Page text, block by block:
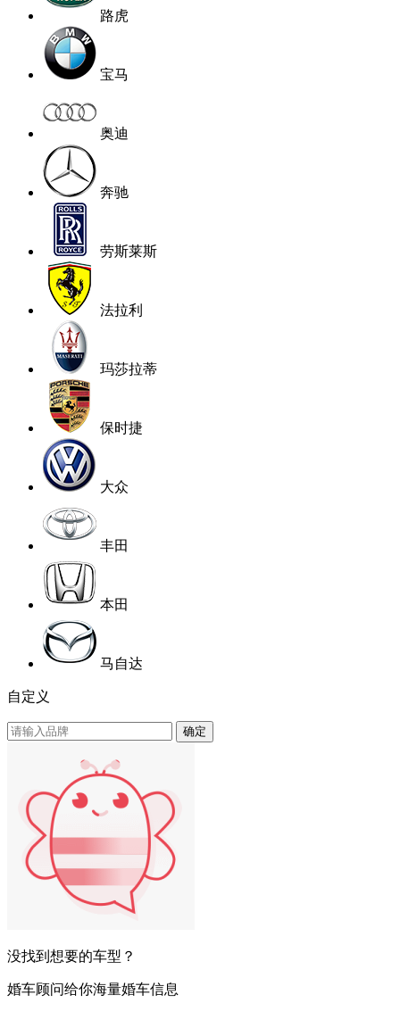
路虎
宝马
奥迪
奔驰
劳斯莱斯
法拉利
玛莎拉蒂
保时捷
大众
丰田
本田
马自达
自定义
确定
没找到想要的车型？
婚车顾问给你海量婚车信息